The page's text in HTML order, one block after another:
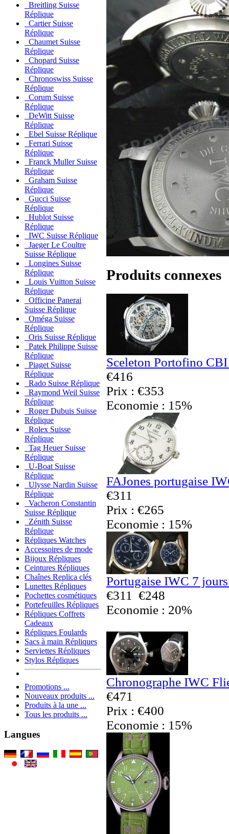
Breitling Suisse
Réplique
Cartier Suisse
Réplique
Chaumet Suisse
Réplique
Chopard Suisse
Réplique
Chronoswiss Suisse
Réplique
Corum Suisse
Réplique
DeWitt Suisse
Réplique
Ebel Suisse Réplique
Ferrari Suisse
Réplique
Franck Muller Suisse
Réplique
Graham Suisse
Réplique
Gucci Suisse
Réplique
Hublot Suisse
Réplique
IWC Suisse Réplique
Jaeger Le Coultre
Suisse Réplique
Longines Suisse
Réplique
Louis Vuitton Suisse
Réplique
Officine Panerai
Suisse Réplique
Oméga Suisse
Réplique
Oris Suisse Réplique
Patek Philippe Suisse
Réplique
Piaget Suisse
Réplique
Rado Suisse Réplique
Raymond Weil Suisse
Réplique
Roger Dubuis Suisse
Réplique
Rolex Suisse
Réplique
Tag Heuer Suisse
Réplique
U-Boat Suisse
Réplique
Ulysse Nardin Suisse
Réplique
Vacheron Constantin
Suisse Réplique
Zénith Suisse
Réplique
Répliques Watches
Accessoires de mode
Bijoux Répliques
Ceintures Répliques
Chaînes Replica clés
Lunettes Répliques
Pochettes cosmétiques
Portefeuilles Répliques
Répliques Coffrets
Cadeaux
Répliques Foulards
Sacs à main Répliques
Serviettes Répliques
Stylos Répliques
Promotions ...
Nouveaux produits ...
Produits à la une ...
Tous les produits ...
Langues
Produits connexes
Sceleton Portofino
€416
Prix : €353
Economie : 15%
FAJones portugaise
€311
Prix : €265
Economie : 15%
Portugaise IWC 7
€311
€248
Economie : 20%
Chronographe IWC
€471
Prix : €400
Economie : 15%